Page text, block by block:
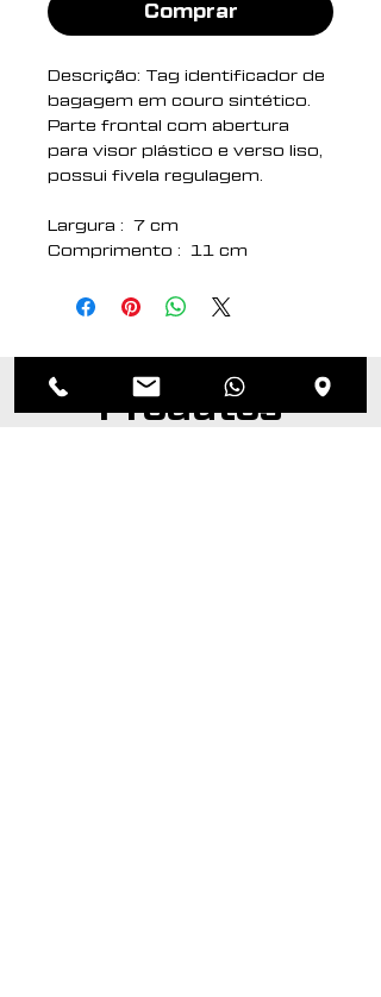
Comprar
Descrição: Tag identificador de
bagagem em couro sintético.
Parte frontal com abertura
para visor plástico e verso liso,
possui fivela regulagem.
Largura : 7 cm
Comprimento : 11 cm
gravação (CxL): 6 cm x 3,5 cm
Produtos